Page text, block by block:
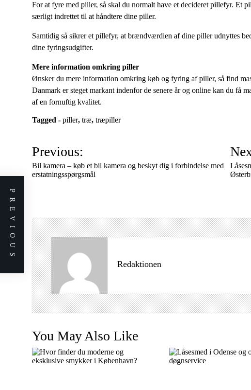
For at fyre med piller, så skal du normalt have et decideret pillefyr. Et
særligt indrettet til at håndtere dine piller.
Samtidig så sikrer et pillefyr, at brændværdien af dine piller udnyttes
dine fyringsudgifter.
Mere information omkring piller
Ønsker du mere information omkring køb og fyring af piller, så find
Danmark er steget markant indenfor de senere år og online kan du få
af en fornuftig kvalitet.
Tagged - piller, træ, træpiller
I
n
d
g
s
n
a
v
i
g
a
i
o
n
Previous:
Bil kamera – køb et bil kamera og beskyt dig i forbindelse med
erstatningsspørgsmål
Redaktionen
You May Also Like
PREVIOUS